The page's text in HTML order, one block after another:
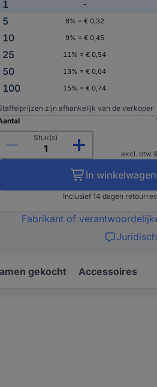
1 -
5
6% = € 0,32
10
9% = € 0,45
25
11% = € 0,54
50
13% = € 0,64
100
15% = € 0,74
zijn afhankelijk van de verkoper
Stuk(s)
excl. btw &
In winkelwagen
Inclusief 14 dagen
Fabrikant of
gekocht Accessoires